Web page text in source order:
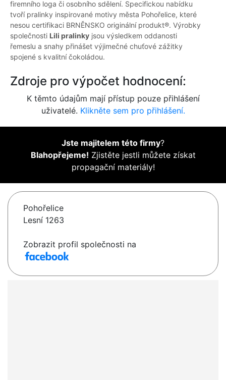
firemního loga či osobního sdělení. Specifickou nabídku
tvoří pralinky inspirované motivy města Pohořelice, které
nesou certifikaci BRNĚNSKO originální produkt®. Výrobky
společnosti Lili pralinky jsou výsledkem oddanosti
řemeslu a snahy přinášet výjimečné chuťové zážitky
spojené s kvalitní čokoládou.
Zdroje pro výpočet hodnocení:
K těmto údajům mají přístup pouze přihlášení
uživatelé. Klikněte sem pro přihlášení.
Jste majitelem této firmy?
Blahopřejeme! Zjistěte jestli můžete získat
propagační materiály!
Pohořelice
Lesní 1263
Zobrazit profil společnosti na